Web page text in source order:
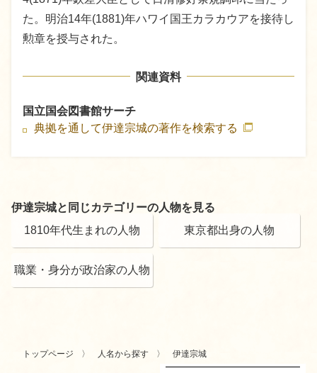
た。明治14年(1881)年ハワイ国王カラカウアを接待し
勲章を授与された。
関連資料
国立国会図書館サーチ
典拠を通して伊達宗城の著作を検索する
伊達宗城と同じカテゴリーの人物を見る
1810年代生まれの人物
東京都出身の人物
職業・身分が政治家の人物
トップページ 人名から探す 伊達宗城